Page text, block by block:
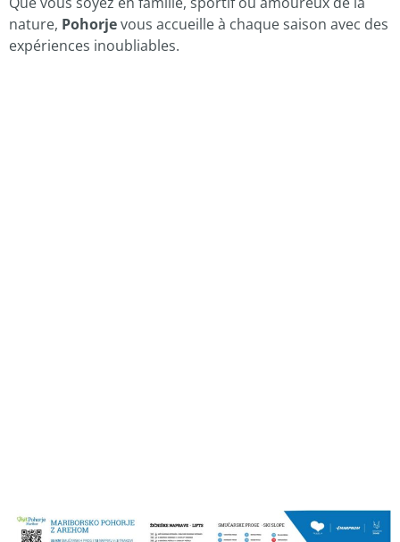
nature, Pohorjevous accueille à chaque saison avec des
expériences inoubliables.